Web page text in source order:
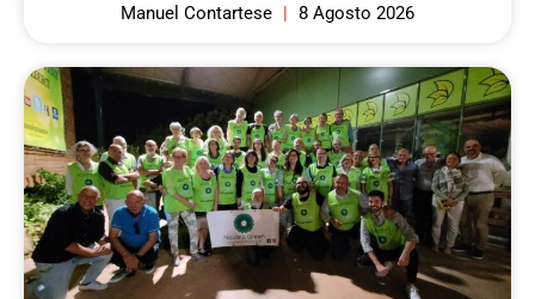
Manuel Contartese 8 Agosto 2026